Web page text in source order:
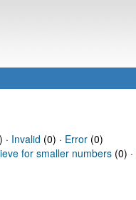
· Invalid (0) · Error(0)
for smaller numbers (0) ·